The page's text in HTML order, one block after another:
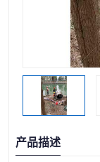
产品描述